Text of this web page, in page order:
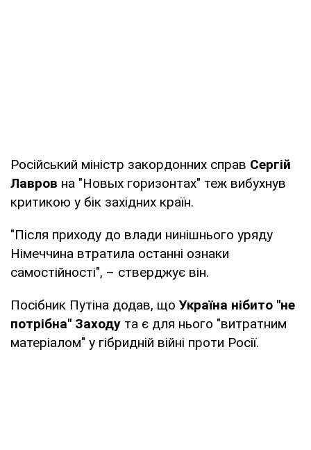
Російський міністр закордонних справ Сергій
Лавров на "Новых горизонтах" теж вибухнув
критикою у бік західних країн.
"Після приходу до влади нинішнього уряду
Німеччина втратила останні ознаки
самостійності", – стверджує він.
Посібник Путіна додав, що Україна нібито "не
потрібна" Заходу та є для нього "витратним
матеріалом" у гібридній війні проти Росії.